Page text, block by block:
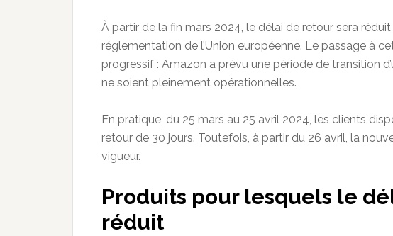
À partir de la fin mars 2024, le délai de retour sera
réglementation de l’Union européenne. Le passage à
progressif : Amazon a prévu une période de transition
ne soient pleinement opérationnelles.
En pratique, du 25 mars au 25 avril 2024, les clients
retour de 30 jours. Toutefois, à partir du 26 avril, la
vigueur.
Produits pour lesquels le
réduit